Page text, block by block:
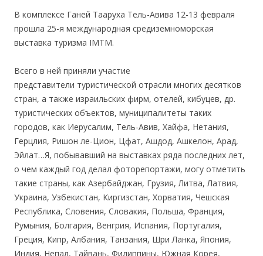
В комплексе Ганей Тааруха Тель-Авива 12-13 февраля
прошла 25-я международная средиземноморская
выставка туризма IMTM.
Всего в ней приняли участие
представители туристической отрасли многих десятков
стран, а также израильских фирм, отелей, кибуцев, др.
туристических объектов, муниципалитеты таких
городов, как Иерусалим, Тель-Авив, Хайфа, Нетания,
Герцлия, Ришон ле-Цион, Цфат, Ашдод, Ашкелон, Арад,
Эйлат…Я, побывавший на выставках ряда последних лет,
о чем каждый год делал фоторепортажи, могу отметить
такие страны, как Азербайджан, Грузия, Литва, Латвия,
Украина, Узбекистан, Киргизстан, Хорватия, Чешская
Республика, Словения, Словакия, Польша, Франция,
Румыния, Болгария, Венгрия, Испания, Португалия,
Греция, Кипр, Албания, Танзания, Шри Ланка, Япония,
Индия, Непал, Тайвань, Филиппины, Южная Корея,